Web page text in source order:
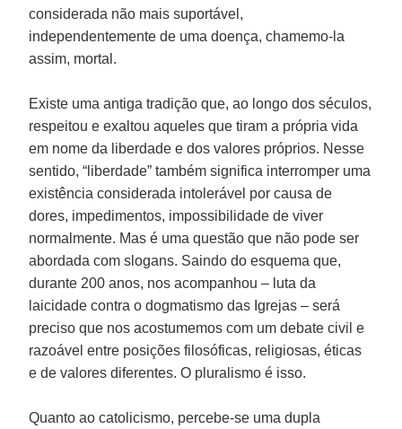
considerada não mais suportável,
independentemente de uma doença, chamemo-la
assim, mortal.
Existe uma antiga tradição que, ao longo dos séculos,
respeitou e exaltou aqueles que tiram a própria vida
em nome da liberdade e dos valores próprios. Nesse
sentido, “liberdade” também significa interromper uma
existência considerada intolerável por causa de
dores, impedimentos, impossibilidade de viver
normalmente. Mas é uma questão que não pode ser
abordada com slogans. Saindo do esquema que,
durante 200 anos, nos acompanhou – luta da
laicidade contra o dogmatismo das Igrejas – será
preciso que nos acostumemos com um debate civil e
razoável entre posições filosóficas, religiosas, éticas
e de valores diferentes. O pluralismo é isso.
Quanto ao catolicismo, percebe-se uma dupla